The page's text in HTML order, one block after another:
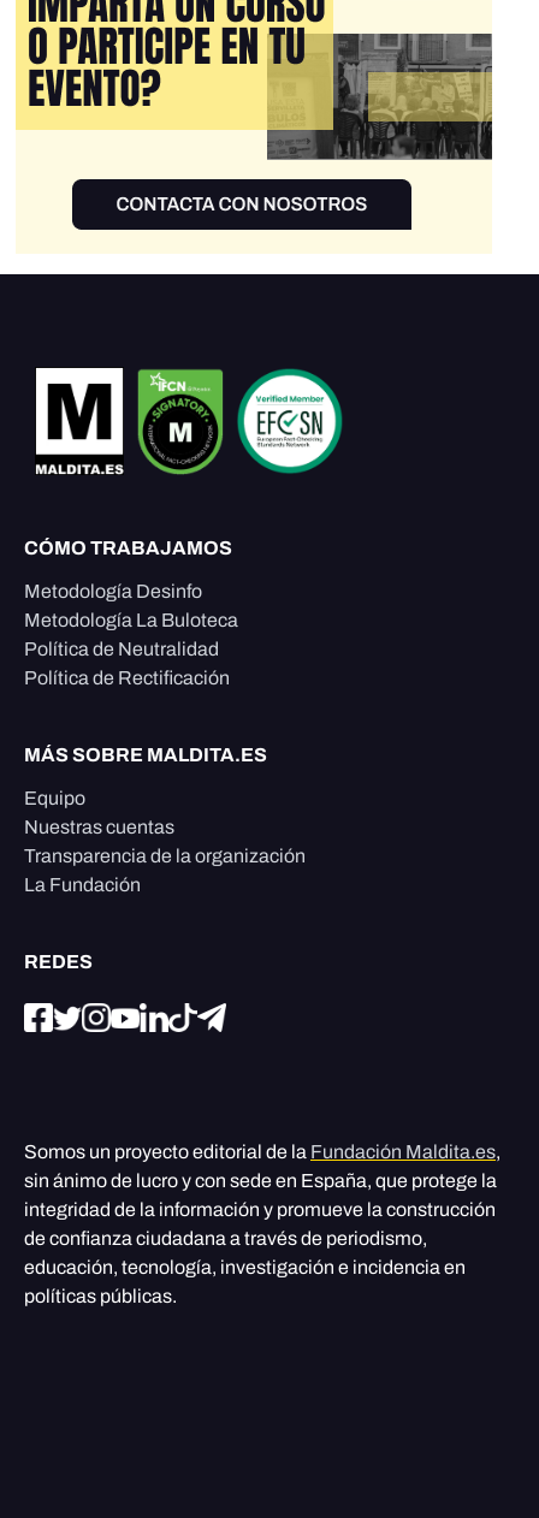
CÓMO TRABAJAMOS
Metodología Desinfo
Metodología La Buloteca
Política de Neutralidad
Política de Rectificación
MÁS SOBRE MALDITA.ES
Equipo
Nuestras cuentas
Transparencia de la organización
La Fundación
REDES
Somos un proyecto editorial de la Fundación Maldita.es,
sin ánimo de lucro y con sede en España, que protege la
integridad de la información y promueve la construcción
de confianza ciudadana a través de periodismo,
educación, tecnología, investigación e incidencia en
políticas públicas.